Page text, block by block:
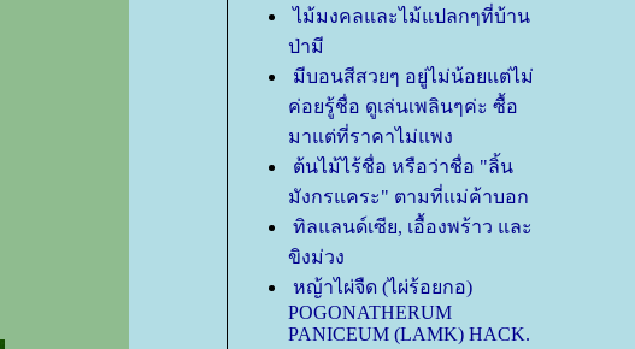
ไม้มงคลและไม้แปลกๆที่บ้าน
ป่ามี
มีบอนสีสวยๆ อยู่ไม่น้อยแต่ไม่
ค่อยรู้ชื่อ ดูเล่นเพลินๆค่ะ ซื้อ
มาแต่ที่ราคาไม่แพง
ต้นไม้ไร้ชื่อ หรือว่าชื่อ "ลิ้น
มังกรแคระ" ตามที่แม่ค้าบอก
ทิลแลนด์เซีย, เอื้องพร้าว และ
ขิงม่วง
หญ้าไผ่จืด (ไผ่ร้อยกอ)
POGONATHERUM
PANICEUM (LAMK) HACK.